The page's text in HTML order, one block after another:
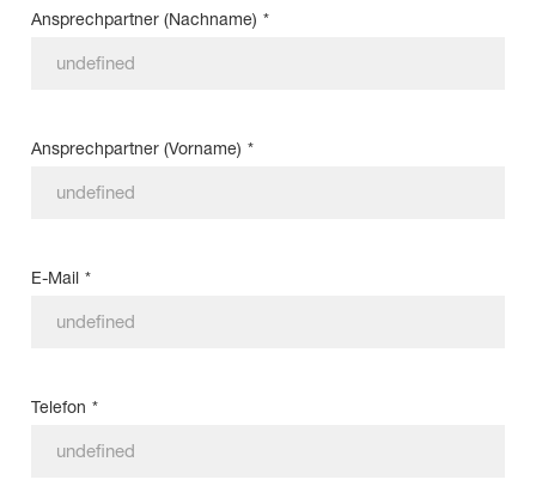
Ansprechpartner (Nachname) *
Ansprechpartner (Vorname) *
E-Mail *
Telefon *